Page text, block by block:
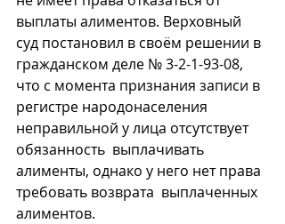
выплаты алиментов. Верховный
суд постановил в своём решении в
гражданском деле № 3-2-1-93-08,
что с момента признания записи в
регистре народонаселения
неправильной у лица отсутствует
обязанность  выплачивать
алименты, однако у него нет права
требовать возврата  выплаченных
алиментов.